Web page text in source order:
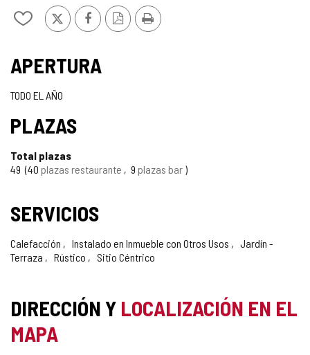
Añadir/quitar
cuadernos
X FacebookVersión
PDF
Imprimir
APERTURA
TODO EL AÑO
PLAZAS
Total plazas
49 40 plazas restaurante 9 plazas bar
SERVICIOS
Calefacción Instalado en Inmueble con Otros Usos
Jardín -
Terraza
Rústico Sitio Céntrico
DIRECCIÓN Y LOCALIZACIÓN EN EL
MAPA